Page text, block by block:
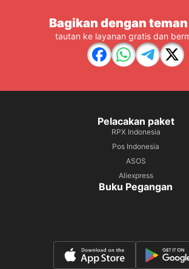
Bagikan dengan
tautan ke layanan gratis dan
Pelacakan paket
RPX Indonesia
Pos Indonesia
ASOS
Aliexpress
Buku Pegangan